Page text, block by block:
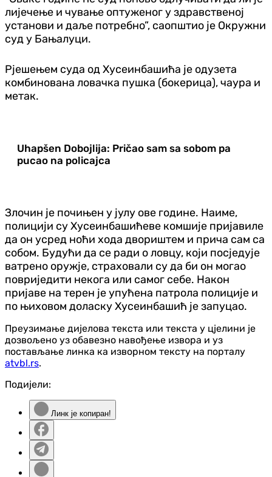
лијечење и чување оптуженог у здравственој
установи и даље потребно”, саопштио је Окружни
суд у Бањалуци.
Рјешењем суда од Хусеинбашића је одузета
комбинована ловачка пушка (бокерица), чаура и
метак.
Uhapšen Dobojlija: Pričao sam sa sobom pa
pucao na policajca
Злочин је почињен у јулу ове године. Наиме,
полицији су Хусеинбашићеве комшије пријавиле
да он усред ноћи хода двориштем и прича сам са
собом. Будући да се ради о ловцу, који посједује
ватрено оружје, страховали су да би он могао
повриједити некога или самог себе. Након
пријаве на терен је упућена патрола полиције и
по њиховом доласку Хусеинбашић је запуцао.
Преузимање дијелова текста или текста у цјелини је
дозвољено уз обавезно навођење извора и уз
постављање линка ка изворном тексту на порталу
atvbl.rs.
Подијели:
Линк је копиран!